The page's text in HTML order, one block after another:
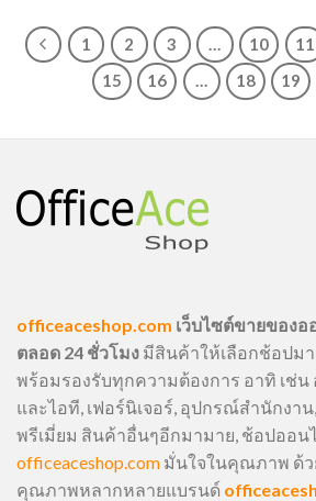
1 2 3 … 10 11
15
16 … 18 19
officeaceshop.com เว็บไซต์ขายของ
ตลอด 24 ชั่วโมง มีสินค้าให้เลือกช้อปมา
พร้อมรองรับทุกความต้องการ อาทิ เช่
และไอที, เฟอร์นิเจอร์, อุปกรณ์สำนักงา
พรีเมี่ยม สินค้าอื่นๆอีกมามาย, ช้อปออน
officeaceshop.com มั่นใจในคุณภาพ ด้
คุณภาพหลากหลายแบรนด์